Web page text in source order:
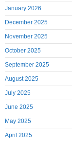
January 2026
December 2025
November 2025
October 2025
September 2025
August 2025
July 2025
June 2025
May 2025
April 2025